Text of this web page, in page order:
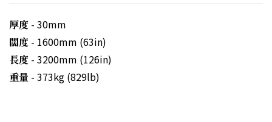
厚度 - 30mm
闊度 - 1600mm (63in)
長度 - 3200mm (126in)
重量 - 373kg (829lb)